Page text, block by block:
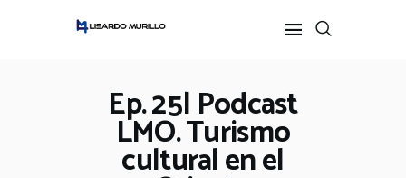
Ep. 25| Podcast
LMO. Turismo
cultural en el
INICIO
PERFIL